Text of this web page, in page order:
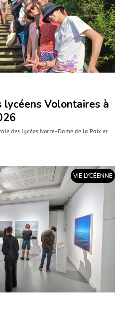
lycéens Volontaires à
des lycées Notre-Dame de la Paix et
VIE LYCÉENNE